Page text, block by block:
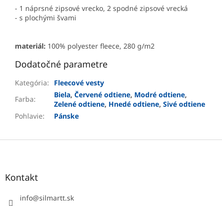
- 1 náprsné zipsové vrecko, 2 spodné zipsové vrecká
- s plochými švami
materiál: 100% polyester fleece, 280 g/m2
Dodatočné parametre
Kategória:
Fleecové vesty
Farba: Biela, Červené odtiene, Modré odtiene,
Zelené odtiene, Hnedé odtiene, Sivé odtiene
Pohlavie: Pánske
Z
Kontakt
info@silmartt.sk